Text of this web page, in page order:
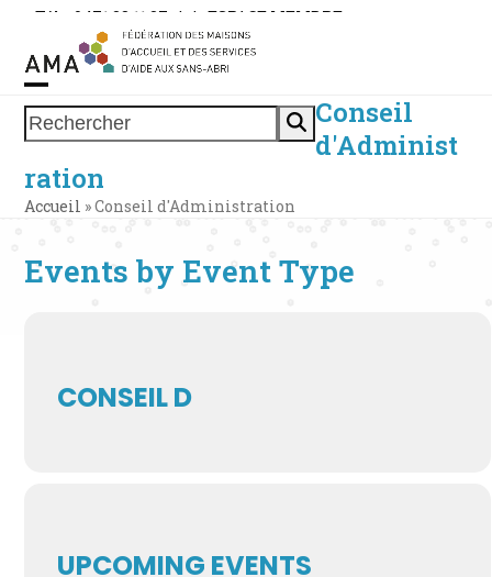
Skip
content
Tél. : 0471 38 11 37 | | ESPACE MEMBRE
Rechercher
Open
mobile
menu
Close
mobile
menu
Conseil
d'Administ
ration
Accueil »Conseil d'Administration
Events by Event Type
CONSEIL D
UPCOMING EVENTS